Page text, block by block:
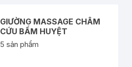
GIƯỜNG MASSAGE CHÂM
CỨU BẤM HUYỆT
5 sản phẩm